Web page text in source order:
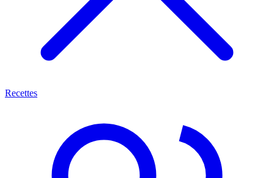
Recettes